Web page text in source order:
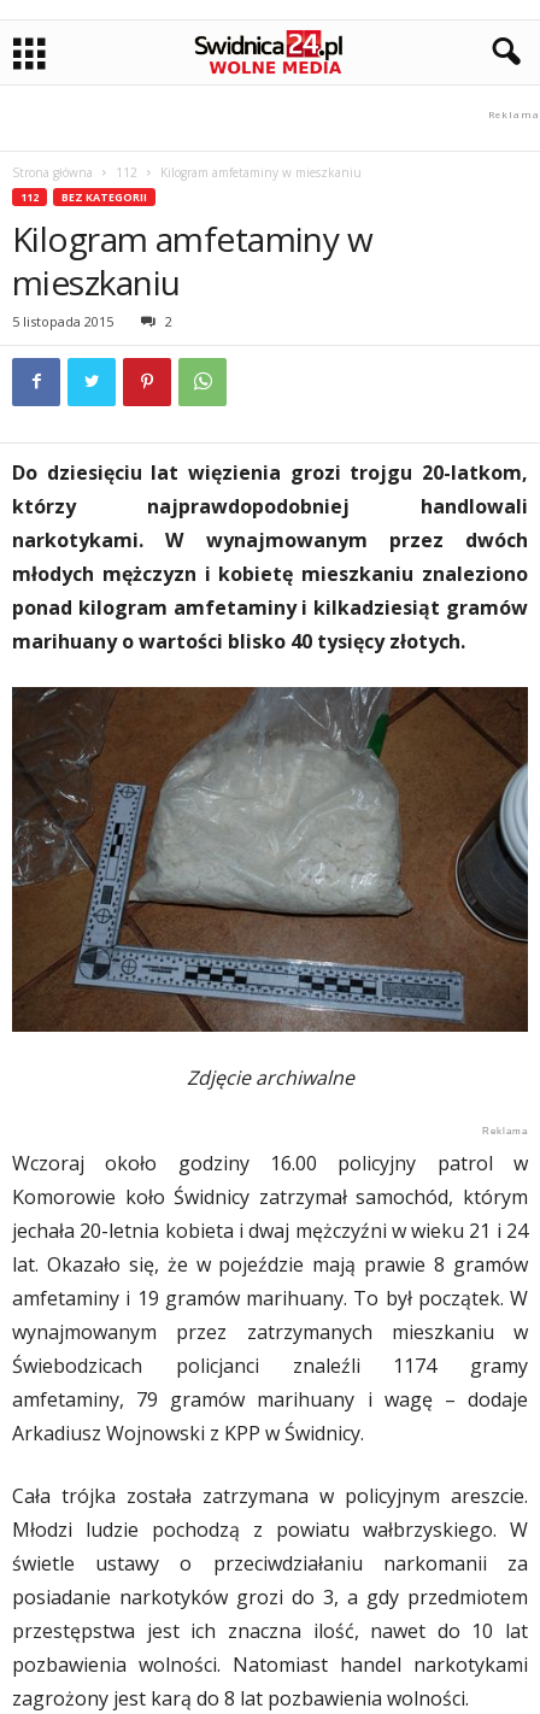
Strona główna 112 Kilogram amfetaminy w mieszkaniu
112 BEZ KATEGORII
Kilogram amfetaminy w
mieszkaniu
5 listopada 2015 2
Do dziesięciu lat więzienia grozi trojgu 20-latkom,
którzy najprawdopodobniej handlowali
narkotykami. W wynajmowanym przez dwóch
młodych mężczyzn i kobietę mieszkaniu znaleziono
ponad kilogram amfetaminy i kilkadziesiąt gramów
marihuany o wartości blisko 40 tysięcy złotych.
Zdjęcie archiwalne
Wczoraj około godziny 16.00 policyjny patrol w
Komorowie koło Świdnicy zatrzymał samochód, którym
jechała 20-letnia kobieta i dwaj mężczyźni w wieku 21 i 24
lat. Okazało się, że w pojeździe mają prawie 8 gramów
amfetaminy i 19 gramów marihuany. To był początek. W
wynajmowanym przez zatrzymanych mieszkaniu w
Świebodzicach policjanci znaleźli 1174 gramy
amfetaminy, 79 gramów marihuany i wagę – dodaje
Arkadiusz Wojnowski z KPP w Świdnicy.
Cała trójka została zatrzymana w policyjnym areszcie.
Młodzi ludzie pochodzą z powiatu wałbrzyskiego. W
świetle ustawy o przeciwdziałaniu narkomanii za
posiadanie narkotyków grozi do 3, a gdy przedmiotem
przestępstwa jest ich znaczna ilość, nawet do 10 lat
pozbawienia wolności. Natomiast handel narkotykami
zagrożony jest karą do 8 lat pozbawienia wolności.